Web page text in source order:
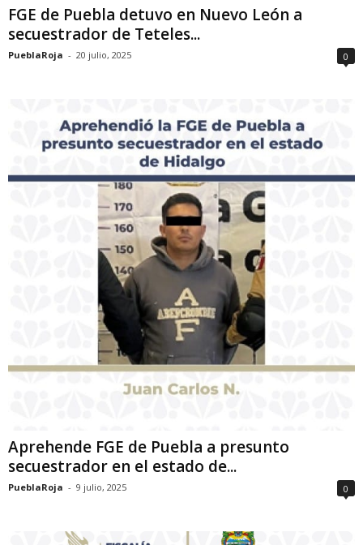
FGE de Puebla detuvo en Nuevo León a
secuestrador de Teteles...
PueblaRoja - 20 julio, 2025 0
Aprehende FGE de Puebla a presunto
secuestrador en el estado de...
PueblaRoja - 9 julio, 2025 0